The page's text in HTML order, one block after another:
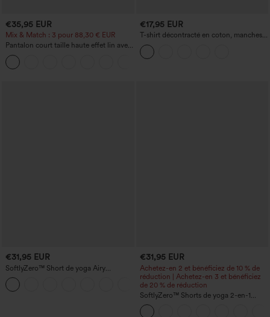
€35,95 EUR
Mix & Match : 3 pour 88,30 € EUR
Pantalon court taille haute effet lin avec
poche zippée
€17,95 EUR
T-shirt décontracté en coton, manches
courtes et encolure dégagée
€31,95 EUR
SoftlyZero™ Short de yoga Airy
Crossover, taille haute, 2-en-1,
InstantCool, 3'' avec poches
+11
€31,95 EUR
Achetez-en 2 et bénéficiez de 10 % de
réduction | Achetez-en 3 et bénéficiez
de 20 % de réduction
SoftlyZero™ Shorts de yoga 2-en-1
InstantCool, super taille haute, aérés, 5''
avec poches — longueur allongée